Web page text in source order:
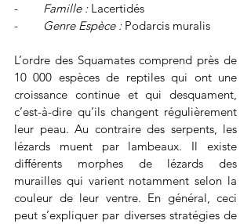
- Famille : Lacertidés
-
Genre Espèce : Podarcis muralis
L’ordre des Squamates comprend près de
10 000 espèces de reptiles qui ont une
croissance continue et qui desquament,
c’est-à-dire qu’ils changent régulièrement
leur peau. Au contraire des serpents, les
lézards muent par lambeaux. Il existe
différents morphes de lézards des
murailles qui varient notamment selon la
couleur de leur ventre. En général, ceci
peut s’expliquer par diverses stratégies de